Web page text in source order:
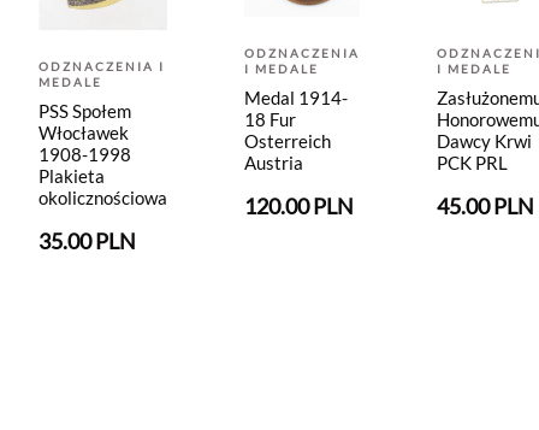
ODZNACZENIA I
MEDALE
PSS Społem
Włocławek
1908-1998
Plakieta
okolicznościowa
35.00 PLN
ODZNACZENIA
I MEDALE
Medal 1914-
18 Fur
Osterreich
Austria
120.00 PLN
I MEDALE
Dawcy Krwi
PCK PRL
45.00 PLN